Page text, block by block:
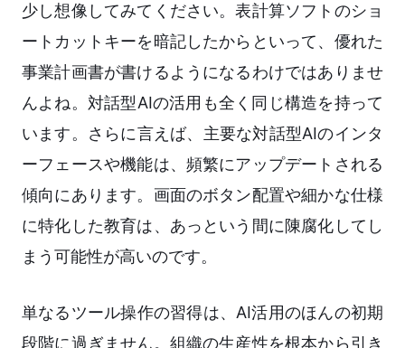
少し想像してみてください。表計算ソフトのショ
ートカットキーを暗記したからといって、優れた
事業計画書が書けるようになるわけではありませ
んよね。対話型AIの活用も全く同じ構造を持って
います。さらに言えば、主要な対話型AIのインタ
ーフェースや機能は、頻繁にアップデートされる
傾向にあります。画面のボタン配置や細かな仕様
に特化した教育は、あっという間に陳腐化してし
まう可能性が高いのです。
単なるツール操作の習得は、AI活用のほんの初期
段階に過ぎません。組織の生産性を根本から引き